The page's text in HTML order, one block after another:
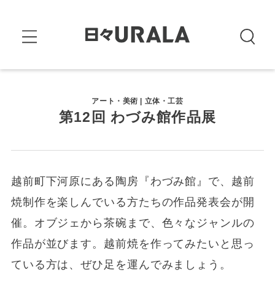
アート・美術 | 立体・工芸
第12回 わづみ館作品展
越前町下河原にある陶房『わづみ館』で、越前
焼制作を楽しんでいる方たちの作品発表会が開
催。オブジェから茶碗まで、色々なジャンルの
作品が並びます。越前焼を作ってみたいと思っ
ている方は、ぜひ足を運んでみましょう。